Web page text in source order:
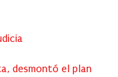
desmontó el plan